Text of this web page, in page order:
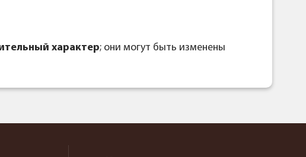
характер; они могут быть изменены